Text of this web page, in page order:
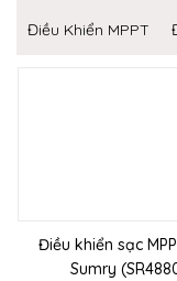
Điều Khiển MPPT
Điều khiển sạc
Sumry